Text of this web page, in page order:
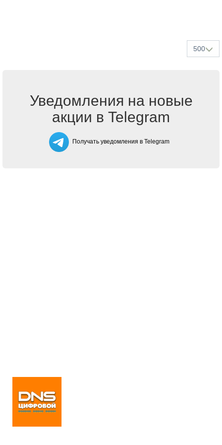
500
Уведомления на новые
акции в Telegram
Получать уведомления в Telegram